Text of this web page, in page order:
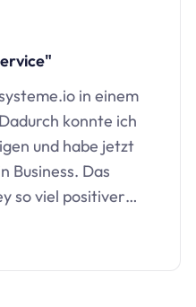
in einem
konnte ich
und habe jetzt
Business. Das
so viel positiver…